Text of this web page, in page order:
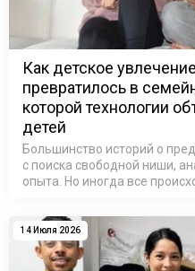
Как детское
превратилось в
которой технологии
детей
Большинство историй о
с поиска свободной ниши,
опыта. Но иногда все
домой после школы, чтобы …
14 Июля 2026